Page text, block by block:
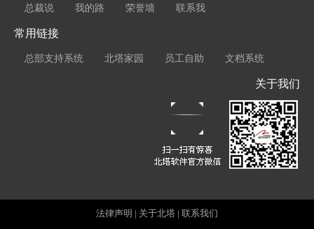
总裁说 我的路 荣誉墙 联系我
常用链接
总部支持系统 北塔家园 员工自助 文档系统
关于我们
法律声明 | 关于北塔 | 联系我们